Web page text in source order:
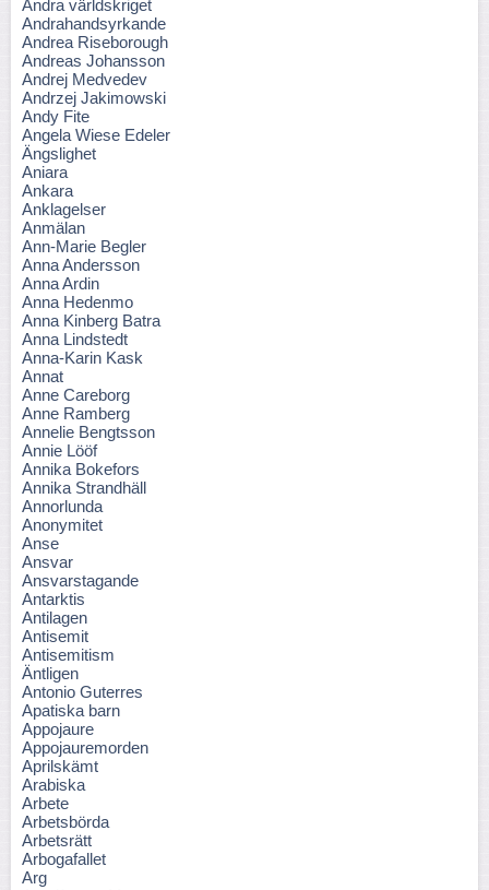
Andra världskriget
Andrahandsyrkande
Andrea Riseborough
Andreas Johansson
Andrej Medvedev
Andrzej Jakimowski
Andy Fite
Angela Wiese Edeler
Ängslighet
Aniara
Ankara
Anklagelser
Anmälan
Ann-Marie Begler
Anna Andersson
Anna Ardin
Anna Hedenmo
Anna Kinberg Batra
Anna Lindstedt
Anna-Karin Kask
Annat
Anne Careborg
Anne Ramberg
Annelie Bengtsson
Annie Lööf
Annika Bokefors
Annika Strandhäll
Annorlunda
Anonymitet
Anse
Ansvar
Ansvarstagande
Antarktis
Antilagen
Antisemit
Antisemitism
Äntligen
Antonio Guterres
Apatiska barn
Appojaure
Appojauremorden
Aprilskämt
Arabiska
Arbete
Arbetsbörda
Arbetsrätt
Arbogafallet
Arg